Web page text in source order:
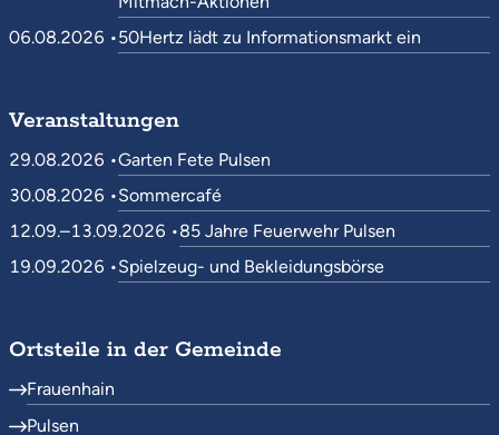
06.08.2026 •50Hertz lädt zu Informationsmarkt ein
Veranstaltungen
29.08.2026 •Garten Fete Pulsen
30.08.2026 •Sommercafé
12.09.–13.09.2026 •85 Jahre Feuerwehr Pulsen
19.09.2026 •Spielzeug- und Bekleidungsbörse
Ortsteile in der Gemeinde
Frauenhain
Pulsen